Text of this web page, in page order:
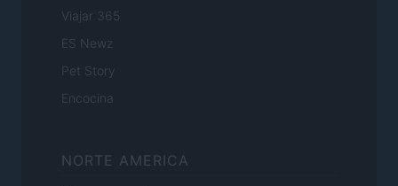
Viajar 365
ES Newz
Pet Story
Encocina
NORTE AMERICA